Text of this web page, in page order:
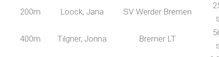
200m Loock, Jana SV Werder Bremen
400m Tilgner, Jonna Bremer LT